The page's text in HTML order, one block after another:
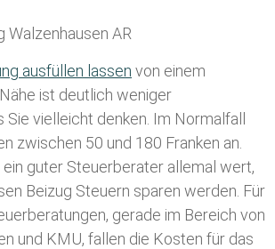
ausfüllen lassen von einem
ist deutlich weniger
Sie vielleicht denken. Im Normalfall
zwischen 50 und 180 Franken an.
ein guter Steuerberater allemal wert,
Beizug Steuern sparen werden. Für
gerade im Bereich von
und KMU, fallen die Kosten für das